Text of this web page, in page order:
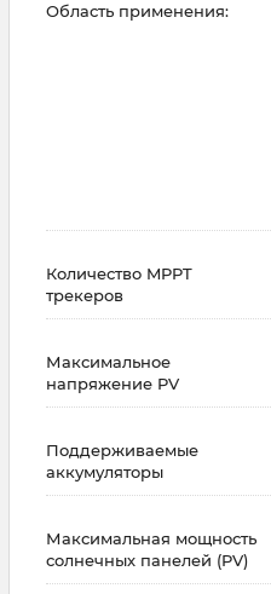
Область применения:
Количество MPPT
трекеров
Максимальное
напряжение PV
Поддерживаемые
аккумуляторы
Максимальная мощность
солнечных панелей (PV)